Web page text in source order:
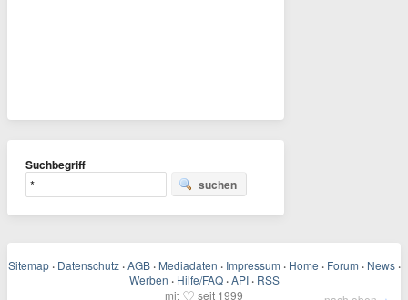
Suchbegriff
suchen
Sitemap · Datenschutz · AGB · Mediadaten · Impressum · Home · Forum · News ·
Werben · Hilfe/FAQ · API · RSS
mit
seit 1999